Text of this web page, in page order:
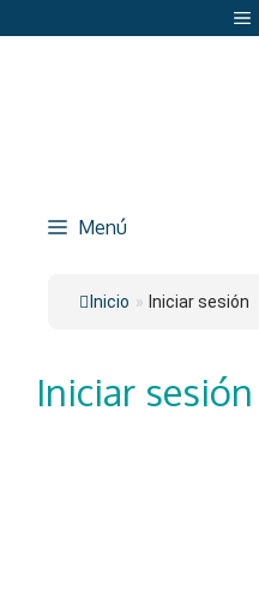
al
Menú
Inicio » Iniciar sesión
Iniciar sesión